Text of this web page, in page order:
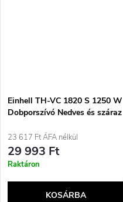
Einhell TH-VC 1820 S 1250 W
Dobporszívó Nedves és száraz
23 617 Ft ÁFA nélkül
29 993 Ft
Raktáron
KOSÁRBA